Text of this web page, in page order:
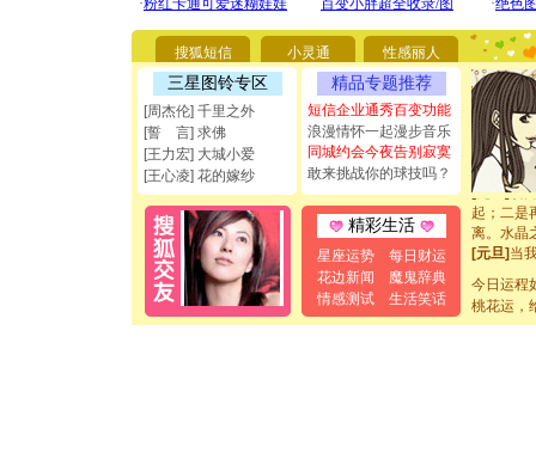
搜狐短信 小灵通 性感丽人
三星图铃专区
[周杰伦] 千里之外
[誓 言] 求佛
[王力宏] 大城小爱
[王心凌] 花的嫁纱
精品专题推荐
短信企业通秀百变功能
浪漫情怀一起漫步音乐
同城约会今夜告别寂寞
敢来挑战你的球技吗？
精彩生活
星座运势
每日财运
花边新闻
魔鬼辞典
情感测试
生活笑话
能正大光
都要快乐
[圣诞节]
如意,快
[元旦]看
断电。
你是我专
[元旦]如
起；二是
离。水晶
[元旦]当
泣，这痛
卖了。水
[春节]风
颜！冬去
今日运程
桃花运，